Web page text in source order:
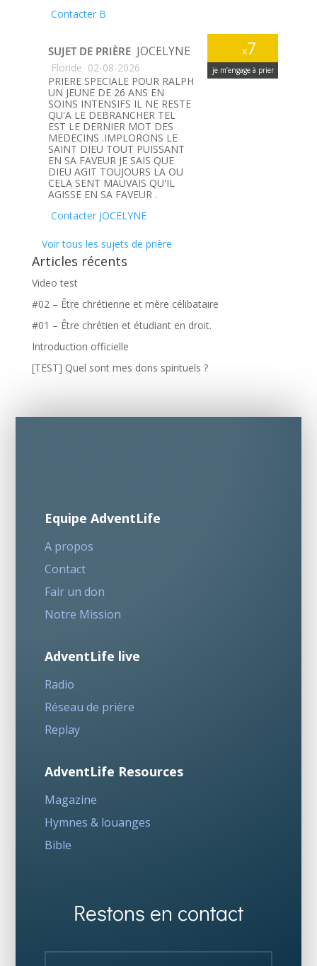
Contacter B
x7
je m’engage à prier
SUJET DE PRIÈRE JOCELYNE
Floride 02-08-2026
PRIERE SPECIALE POUR RALPH
UN JEUNE DE 26 ANS EN
SOINS INTENSIFS IL NE RESTE
QU'A LE DEBRANCHER TEL
EST LE DERNIER MOT DES
MEDECINS .IMPLORONS LE
SAINT DIEU TOUT PUISSANT
EN SA FAVEUR JE SAIS QUE
DIEU AGIT TOUJOURS LA OU
CELA SENT MAUVAIS QU'IL
AGISSE EN SA FAVEUR .
Contacter JOCELYNE
Voir tous les sujets de prière
Articles récents
Video test
#02 – Être chrétienne et mère célibataire
#01 – Être chrétien et étudiant en droit.
Introduction officielle
[TEST] Quel sont mes dons spirituels ?
Equipe AdventLife
A propos
Contact
Fair un don
Notre Mission
AdventLife live
Radio
Réseau de prière
Replay
AdventLife Resources
Magazine
Hymnes & louanges
Bible
Restons en contact